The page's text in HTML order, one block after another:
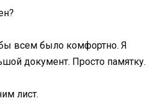
всем было комфортно. Я
документ. Просто памятку.
лист.